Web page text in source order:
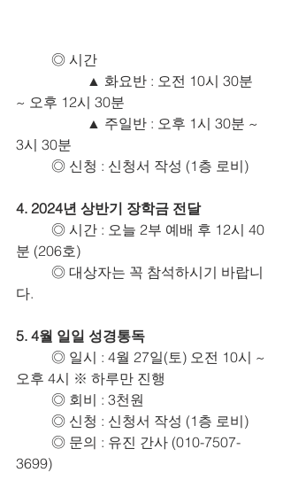
	◎ 시간
~ 오후 12시 30분
3시 30분
	◎ 신청 : 신청서 작성 (1층 로비)
4. 2024년 상반기 장학금 전달
분 (206호)
다.
5. 4월 일일 성경통독
오후 4시 ※ 하루만 진행
	◎ 회비 : 3천원
	◎ 신청 : 신청서 작성 (1층 로비)
3699)